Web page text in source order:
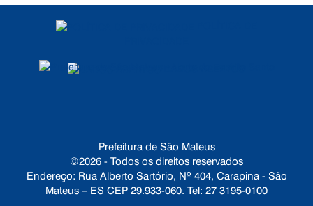
Prefeitura de São Mateus
©2026 - Todos os direitos reservados
Endereço: Rua Alberto Sartório, Nº 404, Carapina - São
Mateus – ES CEP 29.933-060. Tel: 27 3195-0100